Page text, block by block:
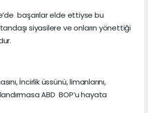
başarılar elde ettiyse bu
siyasilere ve onların yönettiği
İncirlik üssünü, limanlarını,
ABD BOP’u hayata